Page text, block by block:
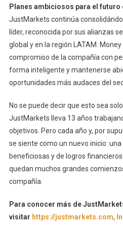
Planes ambiciosos para el futuro
JustMarkets continúa
líder, reconocida por sus alianzas
global y en la región LATAM.
compromiso de la compañía con
forma inteligente y mantenerse
oportunidades más audaces del
No se puede decir que esto sea
JustMarkets lleva 13 años
objetivos. Pero cada año y, por
se siente como un nuevo inicio:
beneficiosas y de logros
quedan muchos grandes
compañía.
Para conocer más de
visitar https://justmarkets.com,